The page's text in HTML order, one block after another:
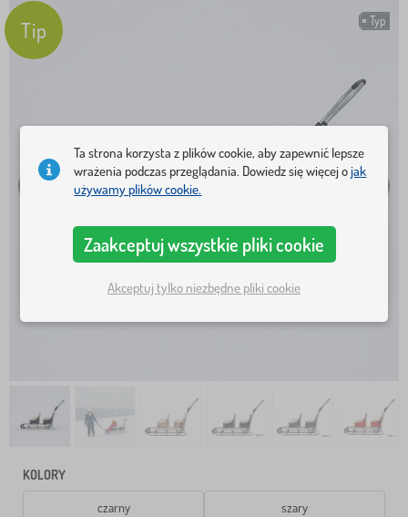
Typ
Tip
KOLORY
czarny szary
Ta strona korzysta z plików cookie, aby zapewnić lepsze
wrażenia podczas przeglądania. Dowiedz się więcej ojak
używamy plików cookie.
Zaakceptuj wszystkie pliki cookie
Akceptuj tylko niezbędne pliki cookie